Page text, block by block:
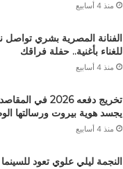
منذ 4 أسابيع
الفنانة المصرية بشري تواصل
للغناء بأغنية.. حفلة فراقك
منذ 4 أسابيع
تخريج دفعه 2026
يجسد هوية بيروت ورسالتها
منذ 4 أسابيع
النجمة ليلي علوي تعود